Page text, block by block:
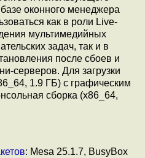
оконного менеджера
как в роли Live-
мультимедийных
задач, так и в
после сбоев и
серверов. Для загрузки
1.9 ГБ) с графическим
сборка (x86_64,
: Mesa 25.1.7, BusyBox